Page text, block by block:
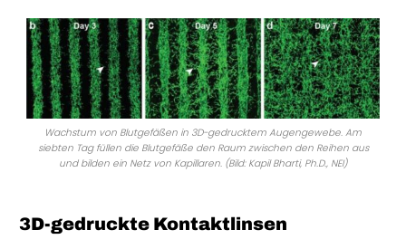
Wachstum von Blutgefäßen in 3D-gedrucktem Augengewebe. Am
siebten Tag füllen die Blutgefäße den Raum zwischen den Reihen aus
und bilden ein Netz von Kapillaren. (Bild: Kapil Bharti, Ph.D., NEI)
3D-gedruckte Kontaktlinsen